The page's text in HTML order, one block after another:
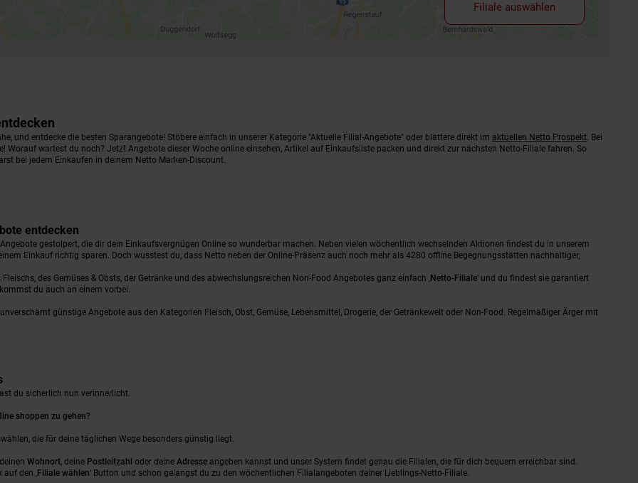
Filiale auswählen
und entdecke die besten Sparangebote! Stöbere einfach in unserer Kategorie "Aktuelle Filial-Angebote" oder blättere direkt im aktuellen Netto Prospekt. Bei
Worauf wartest du noch? Jetzt Angebote dieser Woche online einsehen, Artikel auf Einkaufsliste packen und direkt zur nächsten Netto-Filiale fahren. So
bei jedem Einkaufen in deinem Netto Marken-Discount.
entdecken
gestolpert, die dir dein Einkaufsvergnügen Online so wunderbar machen. Neben vielen wöchentlich wechselnden Aktionen findest du in unserem
Einkauf richtig sparen. Doch wusstest du, dass Netto neben der Online-Präsenz auch noch mehr als 4280 offline Begegnungsstätten nachhaltiger,
des Gemüses & Obsts, der Getränke und des abwechslungsreichen Non-Food Angebotes ganz einfach ‚Netto-Filiale‘ und du findest sie garantiert
du auch an einem vorbei.
günstige Angebote aus den Kategorien Fleisch, Obst, Gemüse, Lebensmittel, Drogerie, der Getränkewelt oder Non-Food. Regelmäßiger Ärger mit
du sicherlich nun verinnerlicht.
shoppen zu gehen?
die für deine täglichen Wege besonders günstig liegt.
Wohnort, deine Postleitzahl oder deine Adresse angeben kannst und unser System findet genau die Filialen, die für dich bequem erreichbar sind.
auf den ‚Filiale wählen‘ Button und schon gelangst du zu den wöchentlichen Filialangeboten deiner Lieblings-Netto-Filiale.